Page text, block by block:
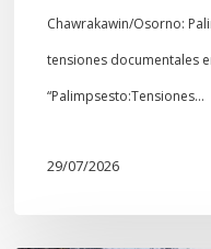
Chawrakawin/Osorno:
tensiones documentales
“Palimpsesto:Tensiones…
29/07/2026